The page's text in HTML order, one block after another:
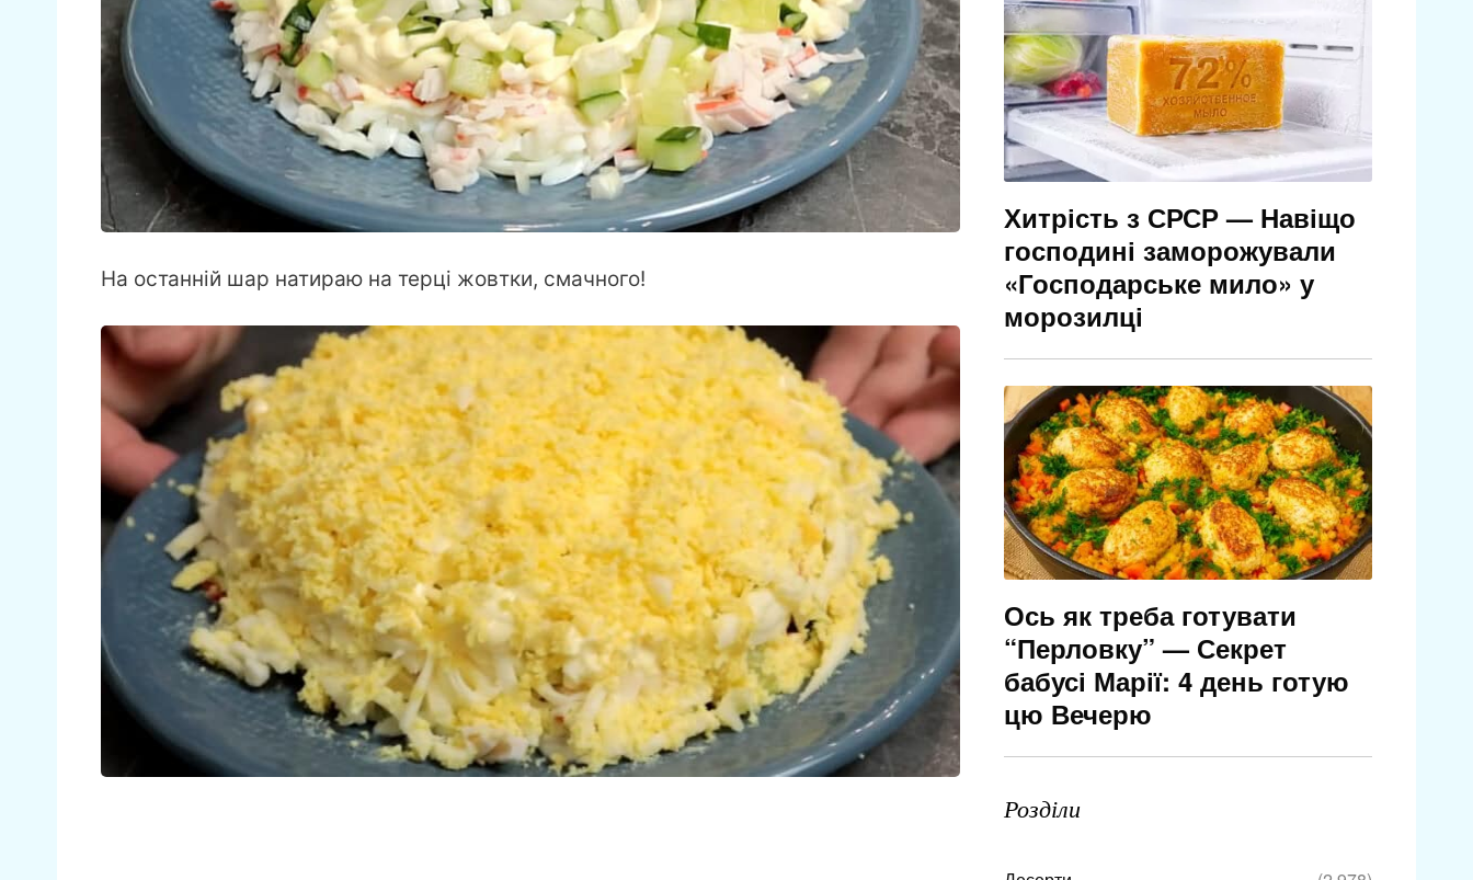
На останній шар натираю на терці жовтки, смачного!
Хитрість з СРСР — Навіщо
господині заморожували
«Господарське мило» у
морозилці
Ось як треба готувати
“Перловку” — Секрет
бабусі Марії: 4 день готую
цю Вечерю
Розділи